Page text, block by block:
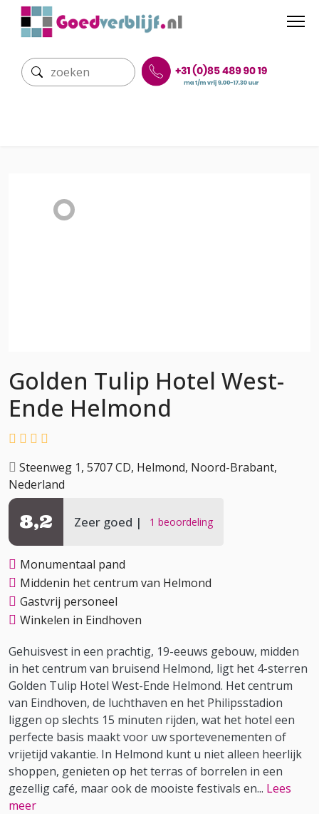
Golden Tulip Hotel West-
Ende Helmond
Steenweg 1, 5707 CD, Helmond, Noord-Brabant,
Nederland
Zeer goed 1 beoordeling
8,2
Monumentaal pand
Middenin het centrum van Helmond
Gastvrij personeel
Winkelen in Eindhoven
Gehuisvest in een prachtig, 19-eeuws gebouw, midden
in het centrum van bruisend Helmond, ligt het 4-sterren
Golden Tulip Hotel West-Ende Helmond. Het centrum
van Eindhoven, de luchthaven en het Philipsstadion
liggen op slechts 15 minuten rijden, wat het hotel een
perfecte basis maakt voor uw sportevenementen of
vrijetijd vakantie. In Helmond kunt u niet alleen heerlijk
shoppen, genieten op het terras of borrelen in een
gezellig café, maar ook de mooiste festivals en... Lees
meer